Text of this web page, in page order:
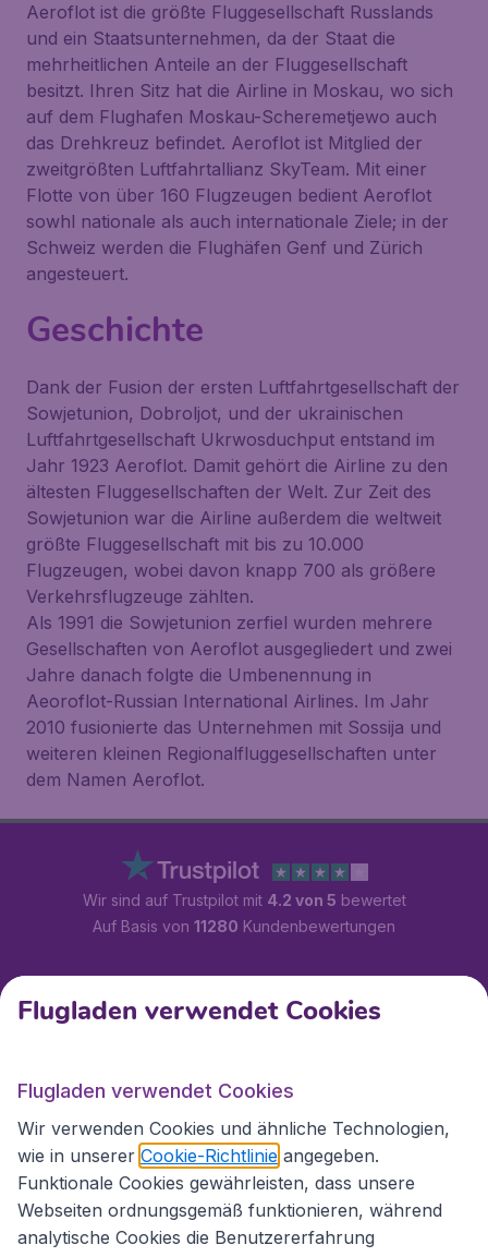
Aeroflot ist die größte Fluggesellschaft Russlands
und ein Staatsunternehmen, da der Staat die
mehrheitlichen Anteile an der Fluggesellschaft
besitzt. Ihren Sitz hat die Airline in Moskau, wo sich
auf dem Flughafen Moskau-Scheremetjewo auch
das Drehkreuz befindet. Aeroflot ist Mitglied der
zweitgrößten Luftfahrtallianz SkyTeam. Mit einer
Flotte von über 160 Flugzeugen bedient Aeroflot
sowhl nationale als auch internationale Ziele; in der
Schweiz werden die Flughäfen Genf und Zürich
angesteuert.
Geschichte
Dank der Fusion der ersten Luftfahrtgesellschaft der
Sowjetunion, Dobroljot, und der ukrainischen
Luftfahrtgesellschaft Ukrwosduchput entstand im
Jahr 1923 Aeroflot. Damit gehört die Airline zu den
ältesten Fluggesellschaften der Welt. Zur Zeit des
Sowjetunion war die Airline außerdem die weltweit
größte Fluggesellschaft mit bis zu 10.000
Flugzeugen, wobei davon knapp 700 als größere
Verkehrsflugzeuge zählten.
Als 1991 die Sowjetunion zerfiel wurden mehrere
Gesellschaften von Aeroflot ausgegliedert und zwei
Jahre danach folgte die Umbenennung in
Aeoroflot-Russian International Airlines. Im Jahr
2010 fusionierte das Unternehmen mit Sossija und
weiteren kleinen Regionalfluggesellschaften unter
dem Namen Aeroflot.
Wir sind auf Trustpilot mit 4.2 von 5 bewertet
Auf Basis von 11280 Kundenbewertungen
Kundenservice
Flugladen.at
Internationale Webseiten
Flugladen verwendet Cookies
Flugladen verwendet Cookies
Wir verwenden Cookies und ähnliche Technologien,
wie in unserer Cookie-Richtlinie angegeben.
Funktionale Cookies gewährleisten, dass unsere
Webseiten ordnungsgemäß funktionieren, während
analytische Cookies die Benutzererfahrung